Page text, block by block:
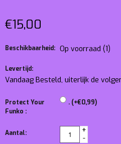
€15,00
Beschikbaarheid: Op voorraad (1)
Levertijd:
Vandaag Besteld, uiterlijk de
Protect Your
Funko :
. (+€0,99)
Aantal:
+
-